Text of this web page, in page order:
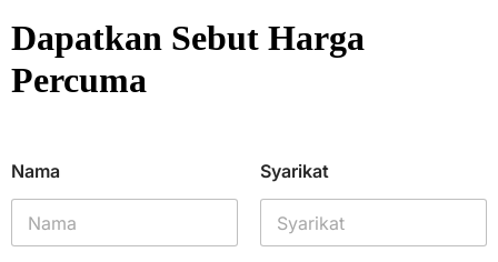
Dapatkan Sebut Harga
Percuma
Nama Syarikat